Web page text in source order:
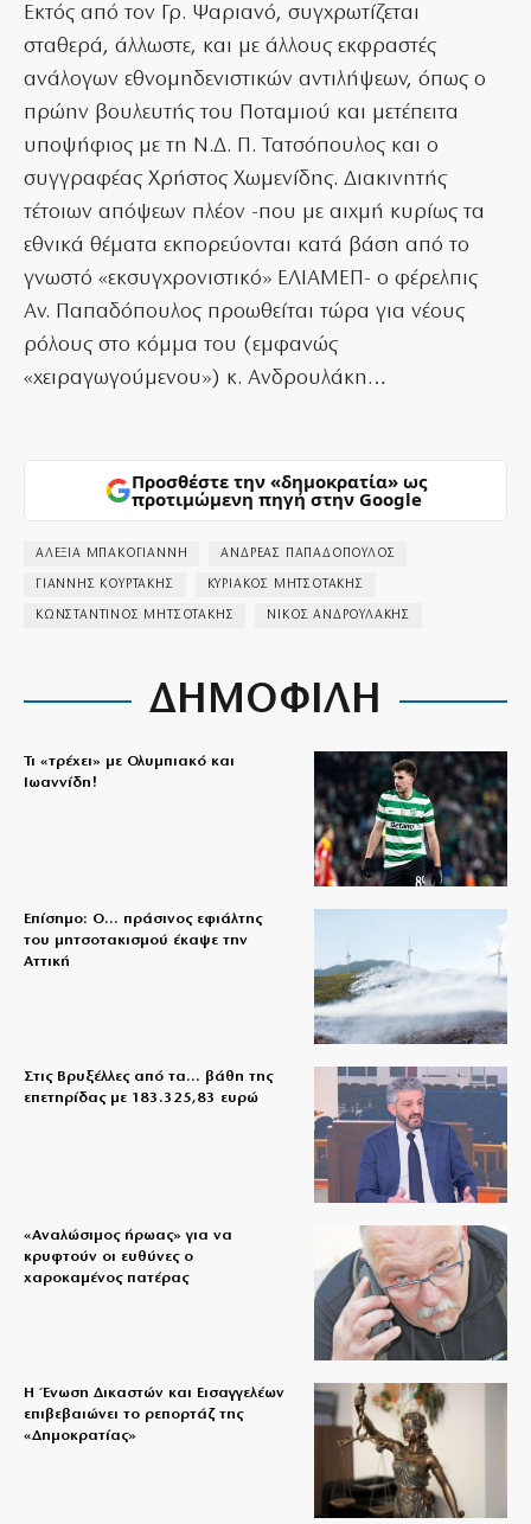
Εκτός από τον Γρ. Ψαριανό, συγχρωτίζεται
σταθερά, άλλωστε, και με άλλους εκφραστές
ανάλογων εθνομηδενιστικών αντιλήψεων, όπως ο
πρώην βουλευτής του Ποταμιού και μετέπειτα
υποψήφιος με τη Ν.Δ. Π. Τατσόπουλος και ο
συγγραφέας Χρήστος Χωμενίδης. Διακινητής
τέτοιων απόψεων πλέον -που με αιχμή κυρίως τα
εθνικά θέματα εκπορεύονται κατά βάση από το
γνωστό «εκσυγχρονιστικό» ΕΛΙΑΜΕΠ- ο φέρελπις
Αν. Παπαδόπουλος προωθείται τώρα για νέους
ρόλους στο κόμμα του (εμφανώς
«χειραγωγούμενου») κ. Ανδρουλάκη…
Προσθέστε την «δημοκρατία» ως
προτιμώμενη πηγή στην Google
ΑΛΕΞΙΑ ΜΠΑΚΟΓΙΑΝΝΗ ΑΝΔΡΕΑΣ ΠΑΠΑΔΟΠΟΥΛΟΣ
ΓΙΑΝΝΗΣ ΚΟΥΡΤΑΚΗΣ ΚΥΡΙΑΚΟΣ ΜΗΤΣΟΤΑΚΗΣ
ΚΩΝΣΤΑΝΤΙΝΟΣ ΜΗΤΣΟΤΑΚΗΣ ΝΙΚΟΣ ΑΝΔΡΟΥΛΑΚΗΣ
ΔΗΜΟΦΙΛΗ
Τι «τρέχει» με Ολυμπιακό και
Ιωαννίδη!
Επίσημο: Ο… πράσινος εφιάλτης
του μητσοτακισμού έκαψε την
Αττική
Στις Βρυξέλλες από τα… βάθη της
επετηρίδας με 183.325,83 ευρώ
«Aναλώσιμος ήρωας» για να
κρυφτούν οι ευθύνες ο
χαροκαμένος πατέρας
Η Ένωση Δικαστών και Εισαγγελέων
επιβεβαιώνει το ρεπορτάζ της
«Δημοκρατίας»